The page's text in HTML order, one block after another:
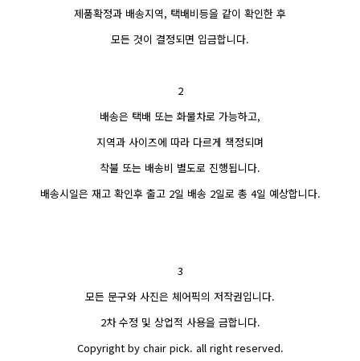
제품확정과 배송지역, 택배비등을 같이 확인한 후
모든 것이 결정되면 입금합니다.
2
배송은 택배 또는 화물차로 가능하고,
지역과 사이즈에 따라 다르게 책정되며
착불 또는 배송비 별도로 진행됩니다.
배송시일은 재고 확인후 출고 2일 배송 2일로 총 4일 예상합니다.
3
모든 문구와 사진은 체어픽의 저작권입니다.
2차 수정 및 상업적 사용을 금합니다.
Copyright by chair pick. all right reserved.